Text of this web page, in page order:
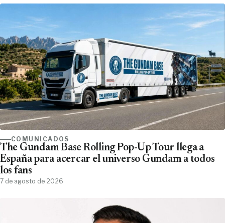
COMUNICADOS
The Gundam Base Rolling Pop-Up Tour llega a
España para acercar el universo Gundam a todos
los fans
7 de agosto de 2026